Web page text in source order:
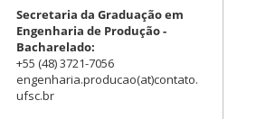
Secretaria da Graduação em
Engenharia de Produção -
Bacharelado:
+55 (48) 3721-7056
engenharia.producao(at)contato.
ufsc.br